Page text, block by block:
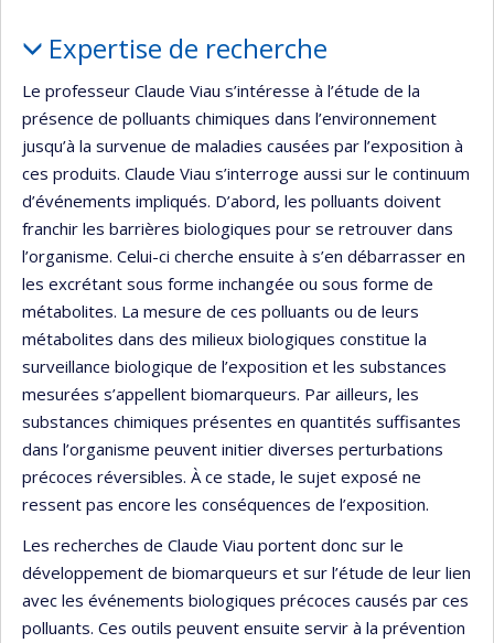
Expertise de recherche
Le professeur Claude Viau s’intéresse à l’étude de la
présence de polluants chimiques dans l’environnement
jusqu’à la survenue de maladies causées par l’exposition à
ces produits. Claude Viau s’interroge aussi sur le continuum
d’événements impliqués. D’abord, les polluants doivent
franchir les barrières biologiques pour se retrouver dans
l’organisme. Celui-ci cherche ensuite à s’en débarrasser en
les excrétant sous forme inchangée ou sous forme de
métabolites. La mesure de ces polluants ou de leurs
métabolites dans des milieux biologiques constitue la
surveillance biologique de l’exposition et les substances
mesurées s’appellent biomarqueurs. Par ailleurs, les
substances chimiques présentes en quantités suffisantes
dans l’organisme peuvent initier diverses perturbations
précoces réversibles. À ce stade, le sujet exposé ne
ressent pas encore les conséquences de l’exposition.
Les recherches de Claude Viau portent donc sur le
développement de biomarqueurs et sur l’étude de leur lien
avec les événements biologiques précoces causés par ces
polluants. Ces outils peuvent ensuite servir à la prévention